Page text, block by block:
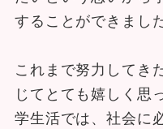
することができました
これまで努力してき
じてとても嬉しく思
学生活では、社会に